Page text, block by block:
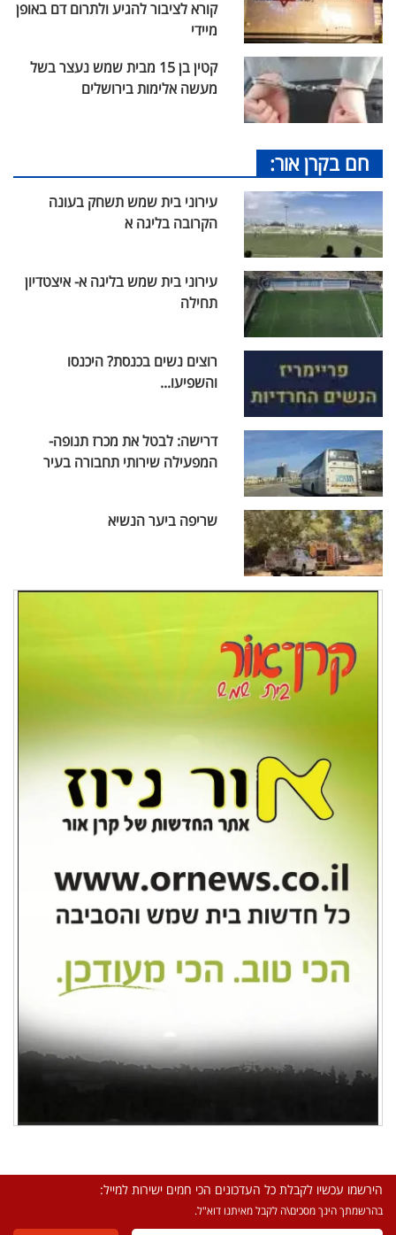
קורא לציבור להגיע ולתרום דם באופן
מיידי
קטין בן 15 מבית שמש נעצר בשל
מעשה אלימות בירושלים
חם בקרן אור:
עירוני בית שמש תשחק בעונה
הקרובה בליגה א
עירוני בית שמש בליגה א- איצטדיון
תחילה
רוצים נשים בכנסת? היכנסו
והשפיעו...
דרישה: לבטל את מכרז תנופה-
המפעילה שירותי תחבורה בעיר
שריפה ביער הנשיא
הירשמו עכשיו לקבלת כל העדכונים הכי חמים ישירות למייל:
בהרשמתך הינך מסכים\ה לקבל מאיתנו דוא"ל.